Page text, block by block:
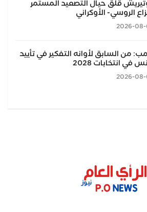
قلق حيال التصعيد المستمر
الروسي- الأوكراني
من السابق لأوانه التفكير في تأييد
في انتخابات 2028